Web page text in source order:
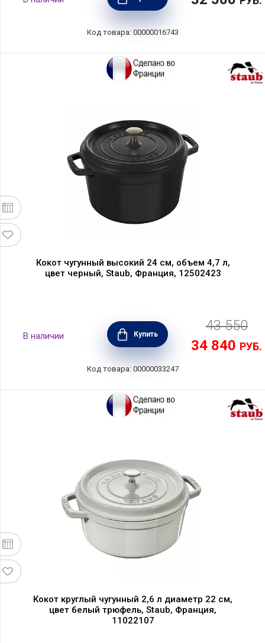
Код товара: 00000016743
Кокот чугунный высокий 24 см, объем 4,7 л,
цвет черный, Staub, Франция, 12502423
В наличии Купить
43 550
34 840 РУБ.
Код товара: 00000033247
Кокот круглый чугунный 2,6 л диаметр 22 см,
цвет белый трюфель, Staub, Франция,
11022107